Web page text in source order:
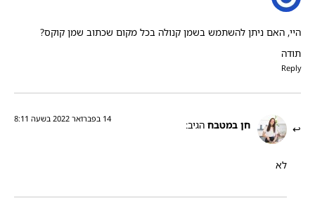
היי, האם ניתן להשתמש בשמן קנולה בכל מקום שכתוב שמן קוקס?
תודה
Reply
חן במטבח הגיב:
14 בפברואר 2022 בשעה 8:11
לא